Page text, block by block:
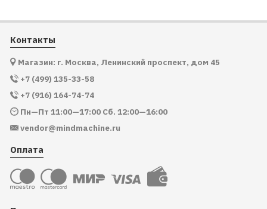
Контакты
Магазин: г. Москва, Ленинский проспект, дом 45
+7 (499) 135-33-58
+7 (916) 164-74-74
Пн—Пт 11:00—17:00 Сб. 12:00—16:00
vendor@mindmachine.ru
Оплата